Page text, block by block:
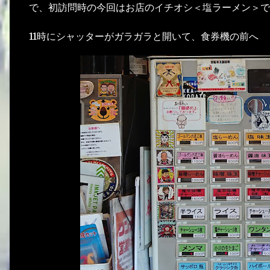
で、初訪問時の今回はお店のイチオシ＜塩ラーメン＞
11時にシャッターがガラガラと開いて、食券機の前へ